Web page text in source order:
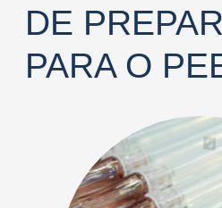
Homem
E tenho anos
DE
PARA O